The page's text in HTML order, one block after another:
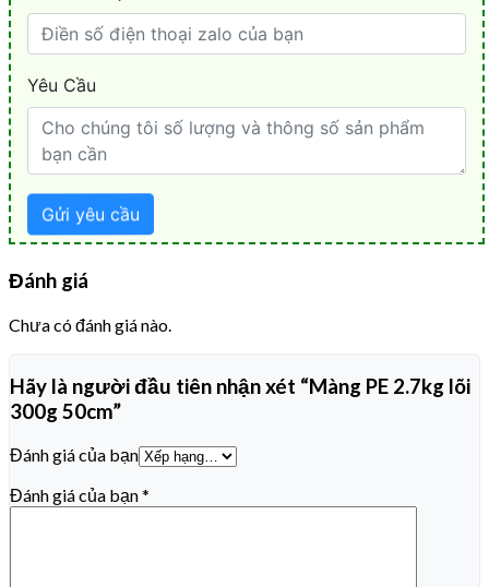
Đánh giá
Chưa có đánh giá nào.
Hãy là người đầu tiên nhận xét “Màng PE 2.7kg lõi
300g 50cm”
Đánh giá của bạn
Đánh giá của bạn*